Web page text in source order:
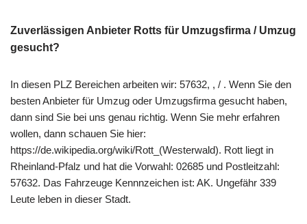
Zuverlässigen Anbieter Rotts für Umzugsfirma / Umzug
gesucht?
In diesen PLZ Bereichen arbeiten wir: 57632, , / . Wenn Sie den
besten Anbieter für Umzug oder Umzugsfirma gesucht haben,
dann sind Sie bei uns genau richtig. Wenn Sie mehr erfahren
wollen, dann schauen Sie hier:
https://de.wikipedia.org/wiki/Rott_(Westerwald). Rott liegt in
Rheinland-Pfalz und hat die Vorwahl: 02685 und Postleitzahl:
57632. Das Fahrzeuge Kennnzeichen ist: AK. Ungefähr 339
Leute leben in dieser Stadt.